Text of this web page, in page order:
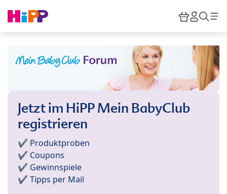
HiPP
Jetzt im HiPP Mein BabyClub
registrieren
✔️ Produktproben
✔️ Coupons
✔️ Gewinnspiele
✔️ Tipps per Mail